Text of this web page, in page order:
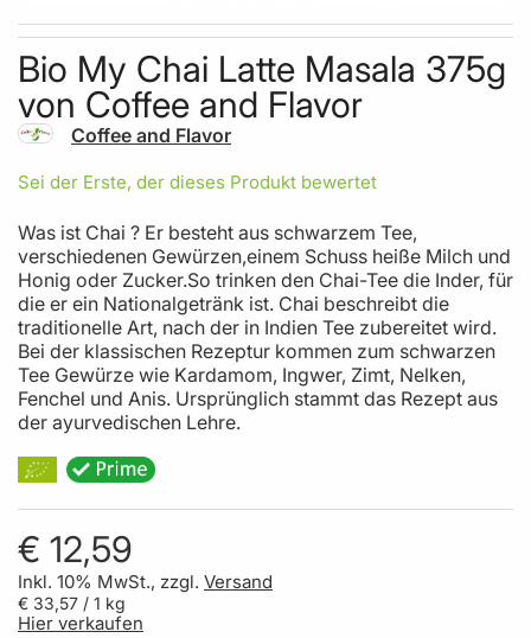
Skip to the beginning of the images gallery
Bio My Chai Latte Masala 375g
von Coffee and Flavor
Coffee and Flavor
Sei der Erste, der dieses Produkt bewertet
Was ist Chai ? Er besteht aus schwarzem Tee,
verschiedenen Gewürzen,einem Schuss heiße Milch und
Honig oder Zucker.So trinken den Chai-Tee die Inder, für
die er ein Nationalgetränk ist. Chai beschreibt die
traditionelle Art, nach der in Indien Tee zubereitet wird.
Bei der klassischen Rezeptur kommen zum schwarzen
Tee Gewürze wie Kardamom, Ingwer, Zimt, Nelken,
Fenchel und Anis. Ursprünglich stammt das Rezept aus
der ayurvedischen Lehre.
€ 12,59
Inkl. 10% MwSt., zzgl. Versand
€ 33,57 / 1 kg
Hier verkaufen